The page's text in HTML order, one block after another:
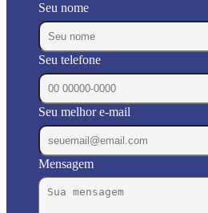
Seu nome
Seu telefone
Seu melhor e-mail
Mensagem